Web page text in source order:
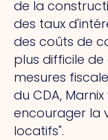
de la
des taux
des coûts de
plus difficile
mesures
du CDA, Marnix
encourager la
locatifs".